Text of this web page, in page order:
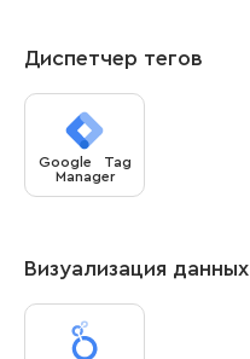
Диспетчер тегов
Google Tag
Manager
Визуализация данных